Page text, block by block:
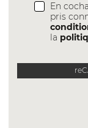
En
pris
la